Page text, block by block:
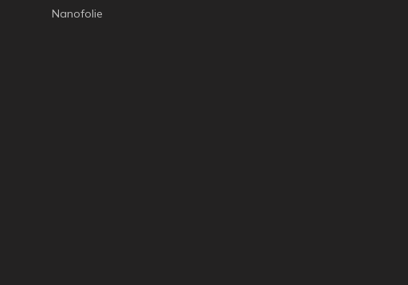
Nanofolie